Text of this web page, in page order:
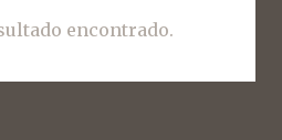
encontrado.